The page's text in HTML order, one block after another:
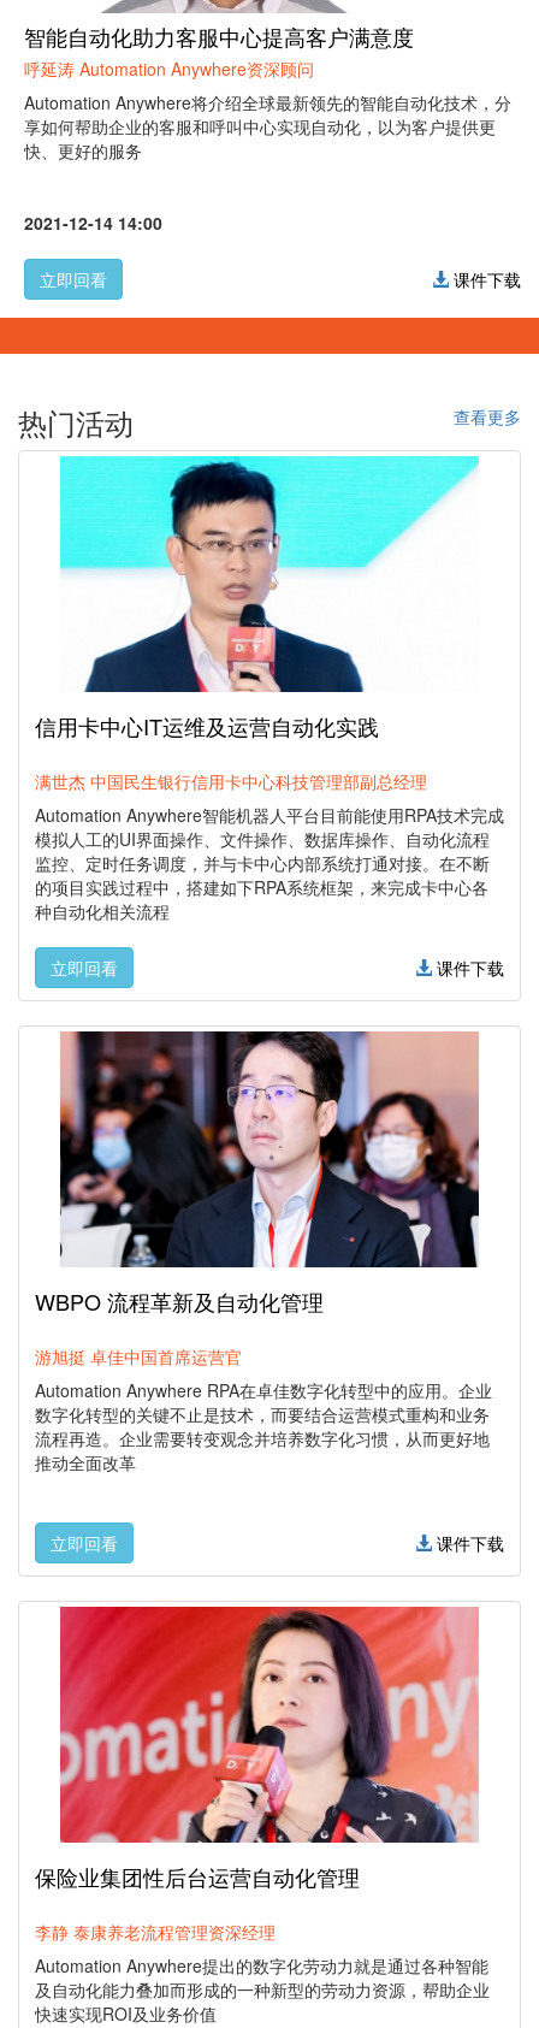
智能自动化助力客服中心提高客户满意度
呼延涛 Automation Anywhere资深顾问
Automation Anywhere将介绍全球最新领先的智能自动化技术，分
享如何帮助企业的客服和呼叫中心实现自动化，以为客户提供更
快、更好的服务
2021-12-14 14:00
立即回看 课件下载
热门活动 查看更多
信用卡中心IT运维及运营自动化实践
满世杰 中国民生银行信用卡中心科技管理部副总经理
Automation Anywhere智能机器人平台目前能使用RPA技术完成
模拟人工的UI界面操作、文件操作、数据库操作、自动化流程
监控、定时任务调度，并与卡中心内部系统打通对接。在不断
的项目实践过程中，搭建如下RPA系统框架，来完成卡中心各
种自动化相关流程
立即回看 课件下载
WBPO 流程革新及自动化管理
游旭挺 卓佳中国首席运营官
Automation Anywhere RPA在卓佳数字化转型中的应用。企业
数字化转型的关键不止是技术，而要结合运营模式重构和业务
流程再造。企业需要转变观念并培养数字化习惯，从而更好地
推动全面改革
立即回看 课件下载
保险业集团性后台运营自动化管理
李静 泰康养老流程管理资深经理
Automation Anywhere提出的数字化劳动力就是通过各种智能
及自动化能力叠加而形成的一种新型的劳动力资源，帮助企业
快速实现ROI及业务价值